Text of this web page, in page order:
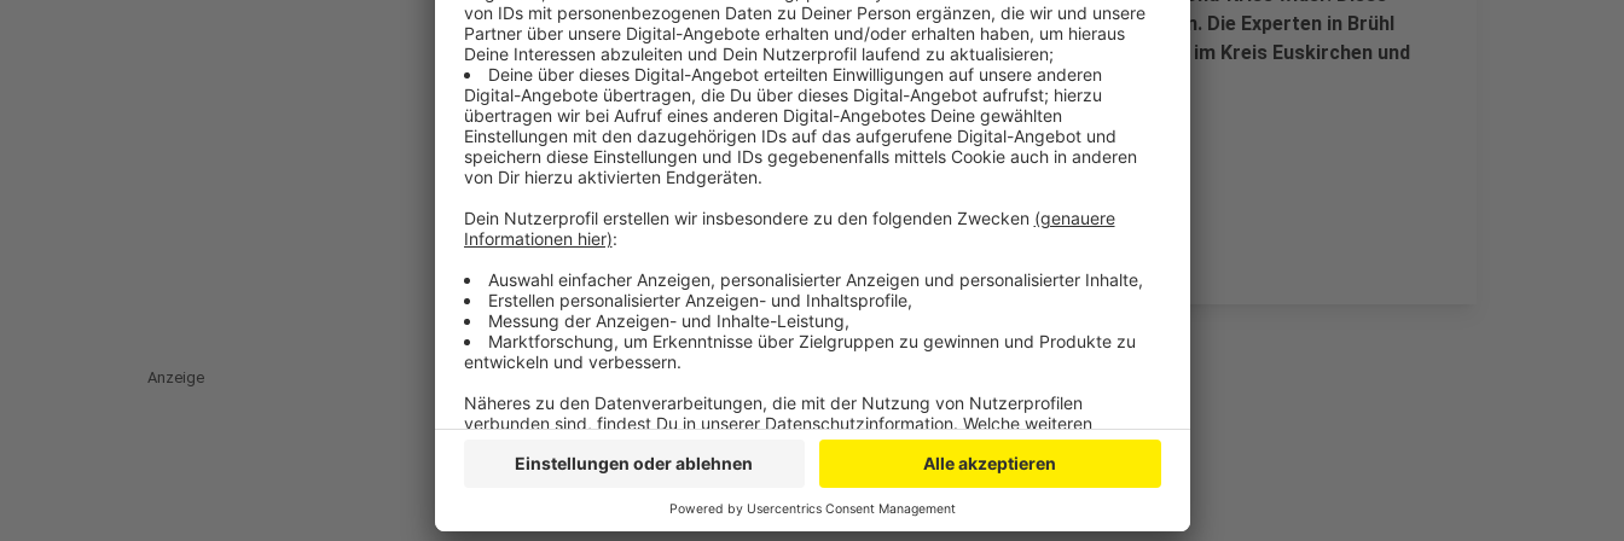
Entwicklungen werden erst in die Zahlen im April miteinfließen. Die Experten in Brühl
sagen aber jetzt schon, die Krise werde auf jeden Fall Spuren im Kreis Euskirchen und
der Region hinterlassen.
Veröffentlicht:Dienstag, 31.03.2020 11:48
Anzeige